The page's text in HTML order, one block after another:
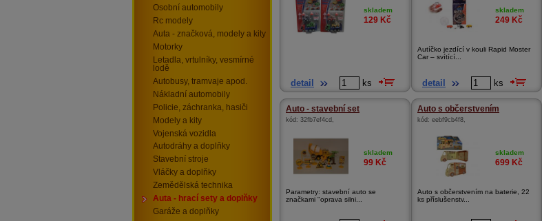
skladem
129 Kč
detail ks
skladem
249 Kč
Autíčko jezdící v kouli Rapid Moster
Car – svítící...
detail ks
Auto - stavební set
kód: 32fb7ef4cd ,
skladem
99 Kč
Parametry: stavební auto se
značkami "oprava silni...
Auto s občerstvením
kód: eebf9cb4f8,
skladem
699 Kč
Auto s občerstvením na baterie, 22
ks příslušenstv...
Osobní automobily
Rc modely
Auta - značková, modely a kity
Motorky
Letadla, vrtulníky, vesmírné
lodě
Autobusy, tramvaje apod.
Nákladní automobily
Policie, záchranka, hasiči
Modely a kity
Vojenská vozidla
Autodráhy a doplňky
Stavební stroje
Vláčky a doplňky
Zemědělská technika
Auta - hrací sety a doplňky
Garáže a doplňky